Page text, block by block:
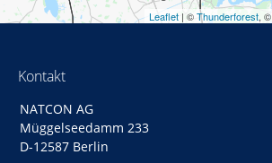
Leaflet | ©Thunderforest, ©
Kontakt
NATCON AG
Müggelseedamm 233
D-12587 Berlin